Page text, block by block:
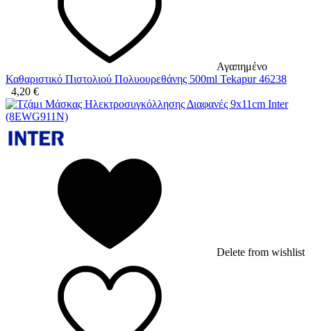
Αγαπημένο
Καθαριστικό Πιστολιού Πολυουρεθάνης 500ml Tekapur 46238
4,20 €
Delete from wishlist